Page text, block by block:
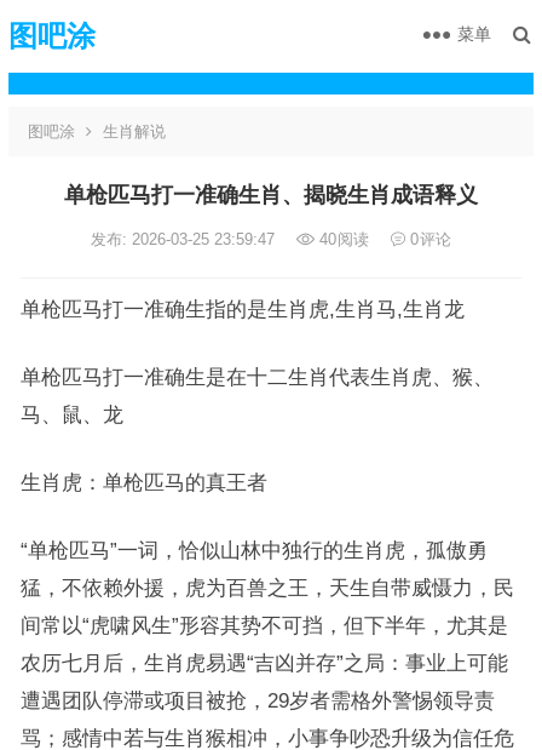
图吧涂 菜单
图吧涂 生肖解说
单枪匹马打一准确生肖、揭晓生肖成语释义
发布: 2026-03-25 23:59:47 40阅读 0评论
单枪匹马打一准确生指的是生肖虎,生肖马,生肖龙
单枪匹马打一准确生是在十二生肖代表生肖虎、猴、
马、鼠、龙
生肖虎：单枪匹马的真王者
“单枪匹马”一词，恰似山林中独行的生肖虎，孤傲勇
猛，不依赖外援，虎为百兽之王，天生自带威慑力，民
间常以“虎啸风生”形容其势不可挡，但下半年，尤其是
农历七月后，生肖虎易遇“吉凶并存”之局：事业上可能
遭遇团队停滞或项目被抢，29岁者需格外警惕领导责
骂；感情中若与生肖猴相冲，小事争吵恐升级为信任危